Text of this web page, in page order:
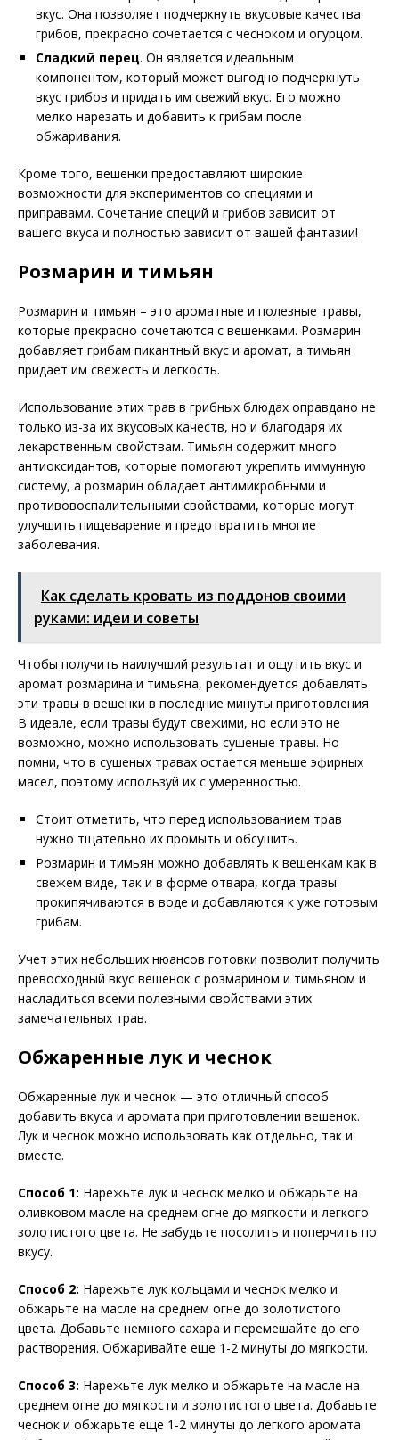
вкус. Она позволяет подчеркнуть вкусовые качества
грибов, прекрасно сочетается с чесноком и огурцом.
Сладкий перец. Он является идеальным
компонентом, который может выгодно подчеркнуть
вкус грибов и придать им свежий вкус. Его можно
мелко нарезать и добавить к грибам после
обжаривания.
Кроме того, вешенки предоставляют широкие
возможности для экспериментов со специями и
приправами. Сочетание специй и грибов зависит от
вашего вкуса и полностью зависит от вашей фантазии!
Розмарин и тимьян
Розмарин и тимьян – это ароматные и полезные травы,
которые прекрасно сочетаются с вешенками. Розмарин
добавляет грибам пикантный вкус и аромат, а тимьян
придает им свежесть и легкость.
Использование этих трав в грибных блюдах оправдано не
только из-за их вкусовых качеств, но и благодаря их
лекарственным свойствам. Тимьян содержит много
антиоксидантов, которые помогают укрепить иммунную
систему, а розмарин обладает антимикробными и
противовоспалительными свойствами, которые могут
улучшить пищеварение и предотвратить многие
заболевания.
Как сделать кровать из поддонов своими
руками: идеи и советы
Чтобы получить наилучший результат и ощутить вкус и
аромат розмарина и тимьяна, рекомендуется добавлять
эти травы в вешенки в последние минуты приготовления.
В идеале, если травы будут свежими, но если это не
возможно, можно использовать сушеные травы. Но
помни, что в сушеных травах остается меньше эфирных
масел, поэтому используй их с умеренностью.
Стоит отметить, что перед использованием трав
нужно тщательно их промыть и обсушить.
Розмарин и тимьян можно добавлять к вешенкам как в
свежем виде, так и в форме отвара, когда травы
прокипячиваются в воде и добавляются к уже готовым
грибам.
Учет этих небольших нюансов готовки позволит получить
превосходный вкус вешенок с розмарином и тимьяном и
насладиться всеми полезными свойствами этих
замечательных трав.
Обжаренные лук и чеснок
Обжаренные лук и чеснок — это отличный способ
добавить вкуса и аромата при приготовлении вешенок.
Лук и чеснок можно использовать как отдельно, так и
вместе.
Способ 1: Нарежьте лук и чеснок мелко и обжарьте на
оливковом масле на среднем огне до мягкости и легкого
золотистого цвета. Не забудьте посолить и поперчить по
вкусу.
Способ 2: Нарежьте лук кольцами и чеснок мелко и
обжарьте на масле на среднем огне до золотистого
цвета. Добавьте немного сахара и перемешайте до его
растворения. Обжаривайте еще 1-2 минуты до мягкости.
Способ 3: Нарежьте лук мелко и обжарьте на масле на
среднем огне до мягкости и золотистого цвета. Добавьте
чеснок и обжарьте еще 1-2 минуты до легкого аромата.